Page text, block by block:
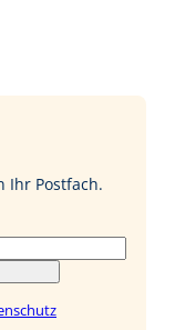
Ihr Postfach.